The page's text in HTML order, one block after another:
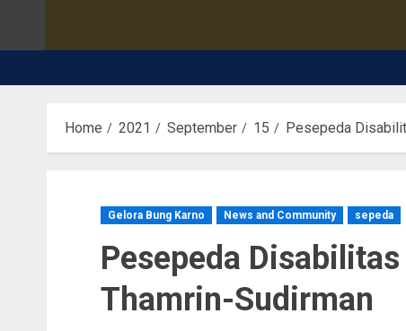
Home 2021 September 15 Pesepeda
Gelora Bung Karno News and Community sepeda
Pesepeda
Thamrin-Sudirman